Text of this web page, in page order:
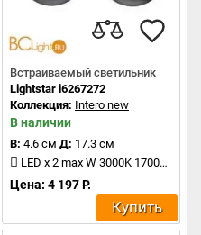
Встраиваемый светильник
Lightstar i6267272
Коллекция: Intero new
В наличии
В: 4.6 см Д: 17.3 см
LED x 2 max W 3000K 1700Lm
Цена: 4 197 Р.
Купить